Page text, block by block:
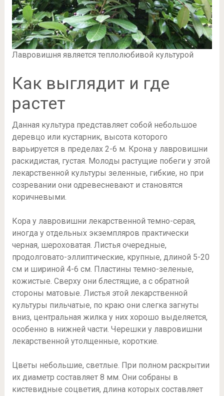
Лавровишня является теплолюбивой культурой
Как выглядит и где
растет
Данная культура представляет собой небольшое
деревцо или кустарник, высота которого
варьируется в пределах 2-6 м. Крона у лавровишни
раскидистая, густая. Молоды растущие побеги у этой
лекарственной культуры зеленные, гибкие, но при
созревании они одревесневают и становятся
коричневыми.
Кора у лавровишни лекарственной темно-серая,
иногда у отдельных экземпляров практически
черная, шероховатая. Листья очередные,
продолговато-эллиптические, крупные, длиной 5-20
см и шириной 4-6 см. Пластины темно-зеленые,
кожистые. Сверху они блестящие, а с обратной
стороны матовые. Листья этой лекарственной
культуры пильчатые, по краю они слегка загнуты
вниз, центральная жилка у них хорошо выделяется,
особенно в нижней части. Черешки у лавровишни
лекарственной утолщенные, короткие.
Цветы небольшие, светлые. При полном раскрытии
их диаметр составляет 8 мм. Они собраны в
кистевидные соцветия, длина которых составляет